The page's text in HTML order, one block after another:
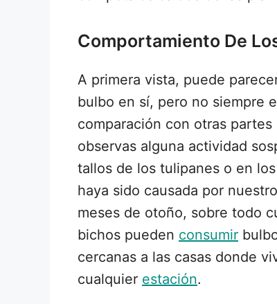
Comportamiento De
A primera vista, puede
bulbo en sí, pero no siempre
comparación con otras partes
observas alguna actividad
tallos de los tulipanes o en
haya sido causada por
meses de otoño, sobre todo
bichos pueden consumir
cercanas a las casas donde
cualquier estación.